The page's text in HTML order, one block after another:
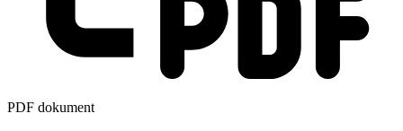
PDF dokument